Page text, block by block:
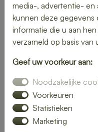
Lunch laten
Hernen –
gemakkelijk
in Hernen en geniet van
locatie. Van kleurrijke
bezorgen jouw lunch vers
Plaats eenvoudig je
media-, advertentie- en
kunnen deze
informatie die u aan
verzameld op basis van
Geef uw voorkeur aan:
Noodzakelijke
Voorkeuren
Statistieken
Marketing